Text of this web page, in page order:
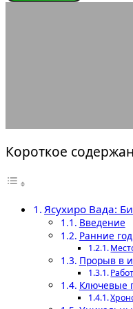
Короткое
Ясухиро Вада:
Введение
Ранние
Прорыв в
Ключевые